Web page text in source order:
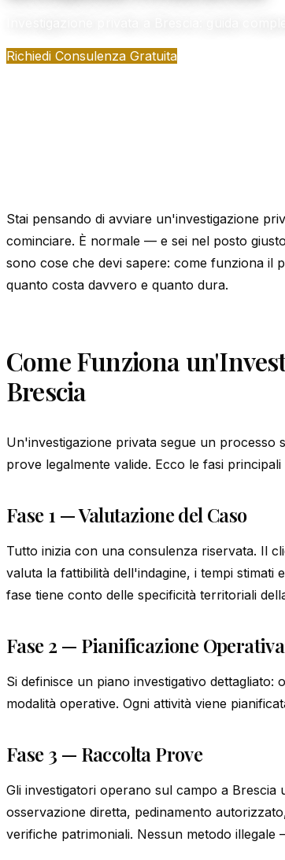
Richiedi Consulenza Gratuita
Stai pensando di avviare un'investigazione
cominciare. È normale — e sei nel posto
sono cose che devi sapere: come funziona il
quanto costa davvero e quanto dura.
Come Funziona
Brescia
Un'investigazione privata segue un
prove legalmente valide. Ecco le fasi
Fase 1 — Valutazione del Caso
Tutto inizia con una consulenza riservata. Il
valuta la fattibilità dell'indagine, i tempi stimati
fase tiene conto delle specificità territoriali
Fase 2 — Pianificazione Operativa
Si definisce un piano investigativo dettagliato:
modalità operative. Ogni attività viene
Fase 3 — Raccolta Prove
Gli investigatori operano sul campo a Brescia
osservazione diretta, pedinamento
verifiche patrimoniali. Nessun metodo illegale